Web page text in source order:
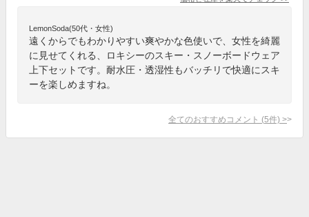
LemonSoda(50代・女性)
遠くからでもわかりやすい爽やかな色使いで、女性を綺麗
に見せてくれる、ロキシーのスキー・スノーボードウェア
上下セットです。耐水圧・透湿性もバッチリで快適にスキ
ーを楽しめますね。
全てのおすすめコメント (5件) >